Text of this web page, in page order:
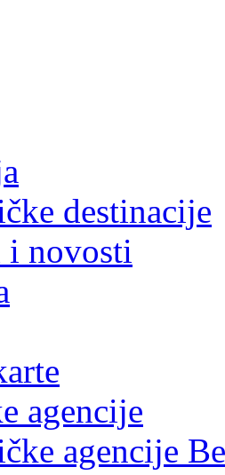
destinacije
i novosti
agencije
agencije